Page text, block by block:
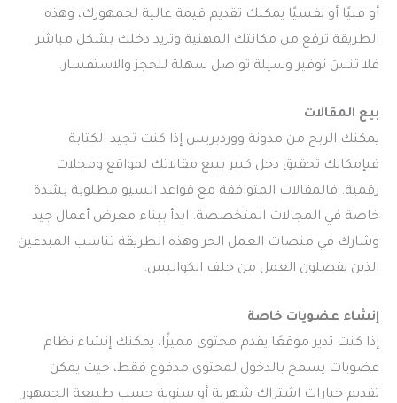
أو فنيًا أو نفسيًا يمكنك تقديم قيمة عالية لجمهورك، وهذه
الطريقة ترفع من مكانتك المهنية وتزيد دخلك بشكل مباشر
فلا تنسَ توفير وسيلة تواصل سهلة للحجز والاستفسار.
بيع المقالات
يمكنك الربح من مدونة ووردبريس إذا كنت تجيد الكتابة
فبإمكانك تحقيق دخل كبير ببيع مقالاتك لمواقع ومجلات
رقمية. فالمقالات المتوافقة مع قواعد السيو مطلوبة بشدة
خاصة في المجالات المتخصصة. ابدأ ببناء معرض أعمال جيد
وشارك في منصات العمل الحر وهذه الطريقة تناسب المبدعين
الذين يفضلون العمل من خلف الكواليس.
إنشاء عضويات خاصة
إذا كنت تدير موقعًا يقدم محتوى مميزًا، يمكنك إنشاء نظام
عضويات يسمح بالدخول لمحتوى مدفوع فقط، حيث يمكن
تقديم خيارات اشتراك شهرية أو سنوية حسب طبيعة الجمهور